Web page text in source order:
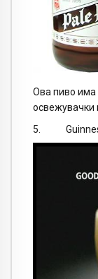
Ова пиво има
освежувачки
5.